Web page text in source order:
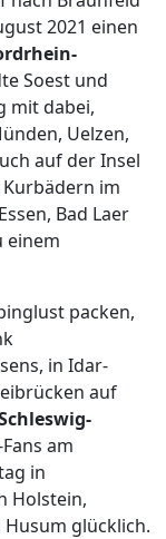
2021 einen
Soest und
mit dabei,
Uelzen,
auf der Insel
im
Bad Laer
einem
packen,
in Idar-
auf
am
in
Holstein,
glücklich.